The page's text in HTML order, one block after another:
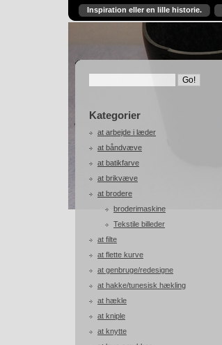
Inspiration eller en lille historie.
Kategorier
at arbejde i læder
at båndvæve
at batikfarve
at brikvæve
at brodere
broderimaskine
Tekstile billeder
at filte
at flette kurve
at genbruge/redesigne
at hakke/tunesisk hækling
at hækle
at kniple
at knytte